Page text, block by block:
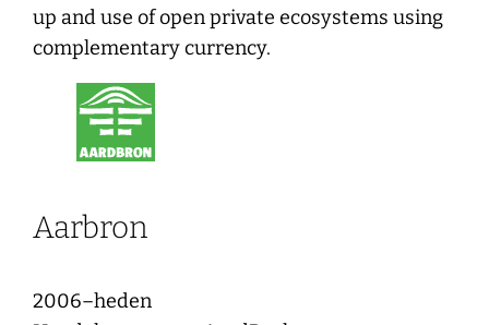
up and use of open private ecosystems using
complementary currency.
Aarbron
2006–heden